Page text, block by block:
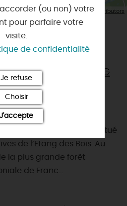
| Map data ©OpenStreetMap contributors
AUSSI
SEASONOVA ETANG
VIEILLES-MAISONS-SUR-
de Lorris, le Camping est situé
de l’Etang des Bois. Au
la plus grande forêt
de Franc...
(ou non) votre
pour parfaire votre
visite.
de confidentialité
Je refuse
Choisir
J'accepte